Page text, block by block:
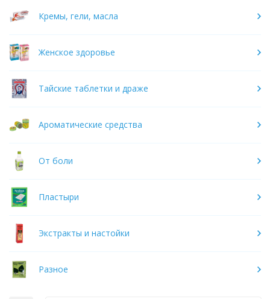
Кремы, гели, масла
Женское здоровье
Тайские таблетки и драже
Ароматические средства
От боли
Пластыри
Экстракты и настойки
Разное